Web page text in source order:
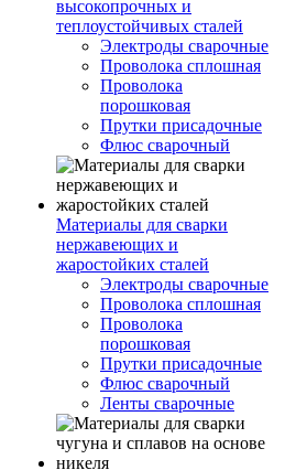
высокопрочных и
теплоустойчивых сталей
Электроды сварочные
Проволока сплошная
Проволока
порошковая
Прутки присадочные
Флюс сварочный
Материалы для сварки
нержавеющих и
жаростойких сталей
Электроды сварочные
Проволока сплошная
Проволока
порошковая
Прутки присадочные
Флюс сварочный
Ленты сварочные